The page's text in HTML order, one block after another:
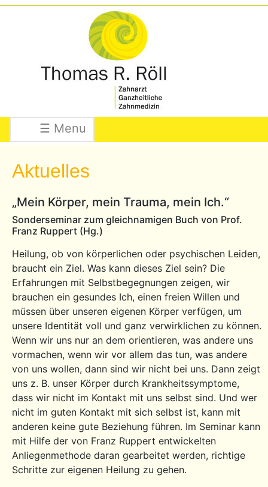
☰ Menu
Aktuelles
„Mein Körper, mein Trauma, mein Ich.“
Sonderseminar zum gleichnamigen Buch von Prof.
Franz Ruppert (Hg.)
Heilung, ob von körperlichen oder psychischen Leiden,
braucht ein Ziel. Was kann dieses Ziel sein? Die
Erfahrungen mit Selbstbegegnungen zeigen, wir
brauchen ein gesundes Ich, einen freien Willen und
müssen über unseren eigenen Körper verfügen, um
unsere Identität voll und ganz verwirklichen zu können.
Wenn wir uns nur an dem orientieren, was andere uns
vormachen, wenn wir vor allem das tun, was andere
von uns wollen, dann sind wir nicht bei uns. Dann zeigt
uns z. B. unser Körper durch Krankheitssymptome,
dass wir nicht im Kontakt mit uns selbst sind. Und wer
nicht im guten Kontakt mit sich selbst ist, kann mit
anderen keine gute Beziehung führen. Im Seminar kann
mit Hilfe der von Franz Ruppert entwickelten
Anliegenmethode daran gearbeitet werden, richtige
Schritte zur eigenen Heilung zu gehen.